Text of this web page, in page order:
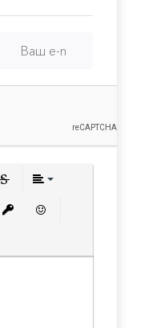
текста
спойлера